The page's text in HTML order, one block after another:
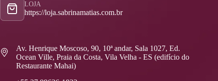
LOJA
https://loja.sabrinamatias.com.br
Av. Henrique Moscoso, 90, 10ª andar, Sala 1027, Ed.
Ocean Ville, Praia da Costa, Vila Velha - ES (edifício do
Restaurante Mahai)